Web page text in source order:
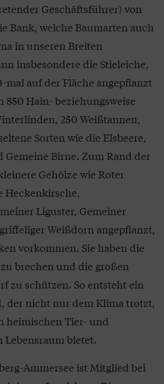
Geschäftsführer) von
Bank, welche Baumarten auch
in unseren Breiten
insbesondere die Stieleiche,
mal auf der Fläche angepflanzt
Hain- beziehungsweise
250 Weißtannen,
Sorten wie die Elsbeere,
Gemeine Birne. Zum Rand der
Gehölze wie Roter
Heckenkirsche,
Liguster, Gemeiner
Weißdorn angepflanzt,
vorkommen. Sie haben die
brechen und die großen
zu schützen. So entsteht ein
der nicht nur dem Klima trotzt,
heimischen Tier- und
Lebensraum bietet.
Ammersee ist Mitglied bei